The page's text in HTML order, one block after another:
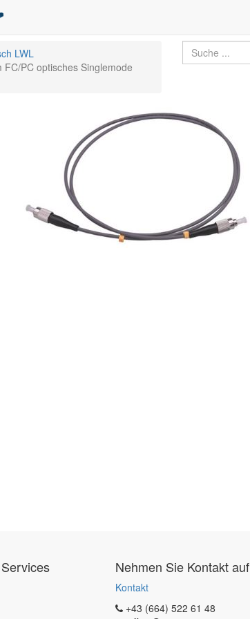
LWL
FC/PC optisches Singlemode
Nehmen Sie Kontakt auf
Kontakt
+43 (664) 522 61 48